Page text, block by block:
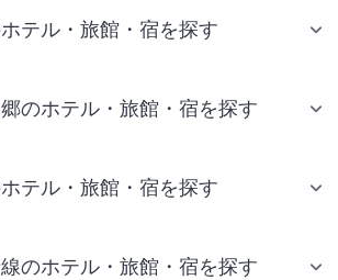
テル・旅館・宿を探す
のホテル・旅館・宿を探す
テル・旅館・宿を探す
のホテル・旅館・宿を探す